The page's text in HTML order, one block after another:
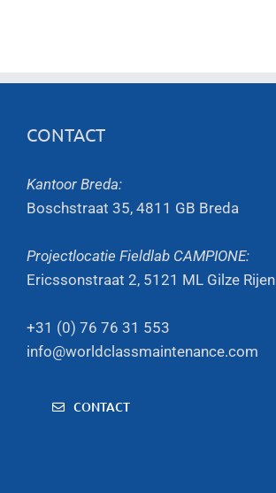
CONTACT
Kantoor Breda:
Boschstraat 35, 4811 GB Breda
Projectlocatie Fieldlab CAMPIONE:
Ericssonstraat 2, 5121 ML Gilze Rijen
+31 (0) 76 76 31 553
info@worldclassmaintenance.com
CONTACT